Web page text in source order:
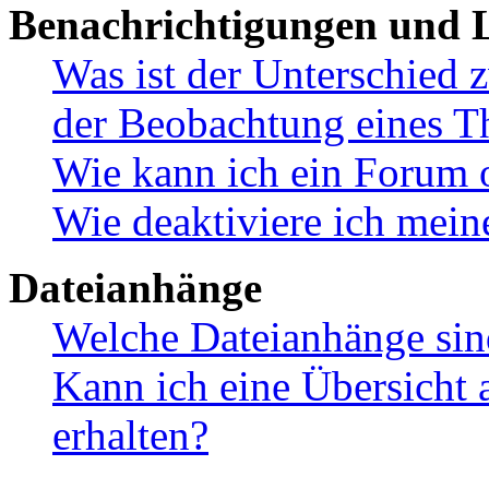
Benachrichtigungen und
Was ist der Unterschied
der Beobachtung eines
Wie kann ich ein Forum
Wie deaktiviere ich
Dateianhänge
Welche Dateianhänge
Kann ich eine Übersicht
erhalten?